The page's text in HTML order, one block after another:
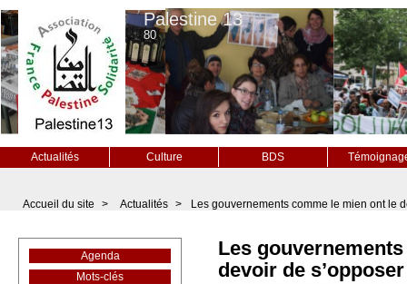
Palestine 13
80
Actualités Culture BDS
Accueil du site > Actualités > Les gouvernements comme le mien ont le
Les
devoir de
Agenda
Mots-clés